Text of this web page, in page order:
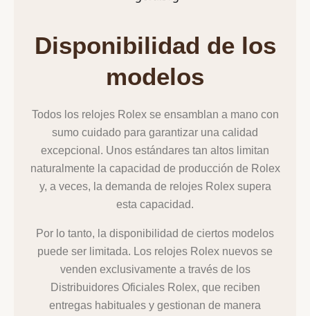
Disponibilidad de los
modelos
Todos los relojes Rolex se ensamblan a mano con
sumo cuidado para garantizar una calidad
excepcional. Unos estándares tan altos limitan
naturalmente la capacidad de producción de Rolex
y, a veces, la demanda de relojes Rolex supera
esta capacidad.
Por lo tanto, la disponibilidad de ciertos modelos
puede ser limitada. Los relojes Rolex nuevos se
venden exclusivamente a través de los
Distribuidores Oficiales Rolex, que reciben
entregas habituales y gestionan de manera